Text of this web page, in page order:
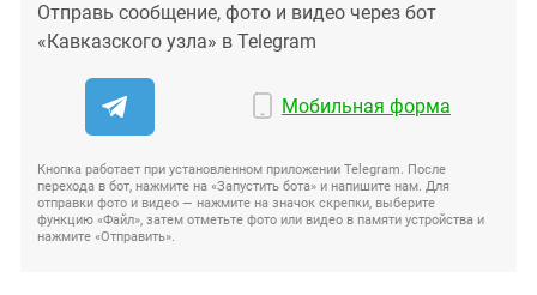
Отправь сообщение, фото и видео через бот
«Кавказского узла» в Telegram
Мобильная форма
Кнопка работает при установленном приложении Telegram. После
перехода в бот, нажмите на «Запустить бота» и напишите нам. Для
отправки фото и видео — нажмите на значок скрепки, выберите
функцию «Файл», затем отметьте фото или видео в памяти устройства и
нажмите «Отправить».